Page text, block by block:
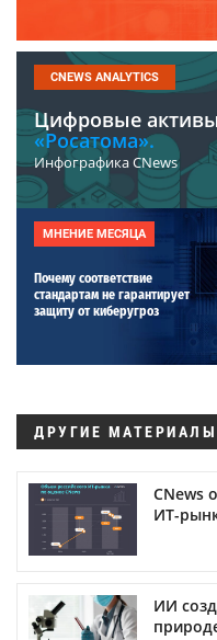
CNEWS ANALYTICS
Цифровые активы
«Росатома».
Инфографика CNews
МНЕНИЕ МЕСЯЦА
Почему соответствие
стандартам не гарантирует
защиту от киберугроз
ДРУГИЕ
CNews
ИТ-
ИИ